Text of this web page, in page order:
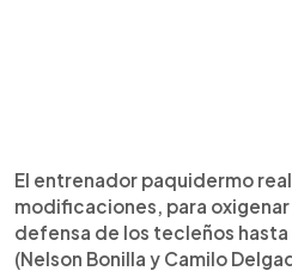
El entrenador paquidermo
modificaciones, para
defensa de los tecleños
(Nelson Bonilla y Camilo